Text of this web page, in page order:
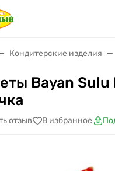
Кондитерские изделия
Bayan Sulu
отзыв В избранное